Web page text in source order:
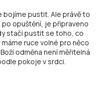
bojíme pustit. Ale právě to
opuštění, je připraveno
stačí pustit se toho, co
ruce volné pro něco
odměna není měřitelná
pokoje v srdci.